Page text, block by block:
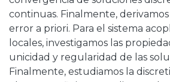
continuas. Finalmente,
error a priori. Para el sistema
locales, investigamos las
unicidad y regularidad de las
Finalmente, estudiamos la